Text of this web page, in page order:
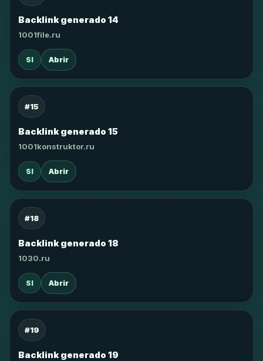
Backlink generado 14
1001file.ru
SI Abrir
#15
Backlink generado 15
1001konstruktor.ru
SI Abrir
#18
Backlink generado 18
1030.ru
SI Abrir
#19
Backlink generado 19